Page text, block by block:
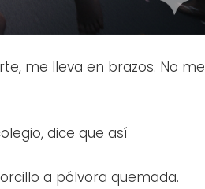
me lleva en brazos. No me
dice que así
a pólvora quemada.